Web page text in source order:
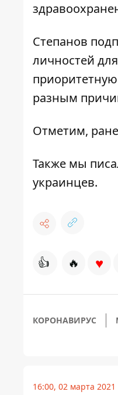
Степанов
личностей
разным
Отметим,
Также мы
украинцев.
👍 🔥 ♥
КОРОНАВИРУС
16:00, 02 марта 2021